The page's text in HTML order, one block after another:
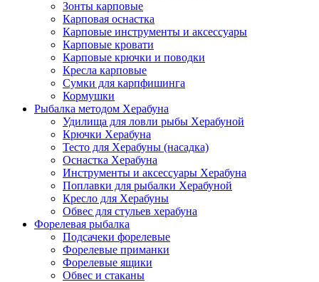
Зонты карповые
Карповая оснастка
Карповые инструменты и аксессуары
Карповые кровати
Карповые крючки и поводки
Кресла карповые
Сумки для карпфишинга
Кормушки
Рыбалка методом Херабуна
Удилища для ловли рыбы Херабуной
Крючки Херабуна
Тесто для Херабуны (насадка)
Оснастка Херабуна
Инструменты и аксессуары Херабуна
Поплавки для рыбалки Херабуной
Кресло для Херабуны
Обвес для стульев херабуна
Форелевая рыбалка
Подсачеки форелевые
Форелевые приманки
Форелевые ящики
Обвес и стаканы